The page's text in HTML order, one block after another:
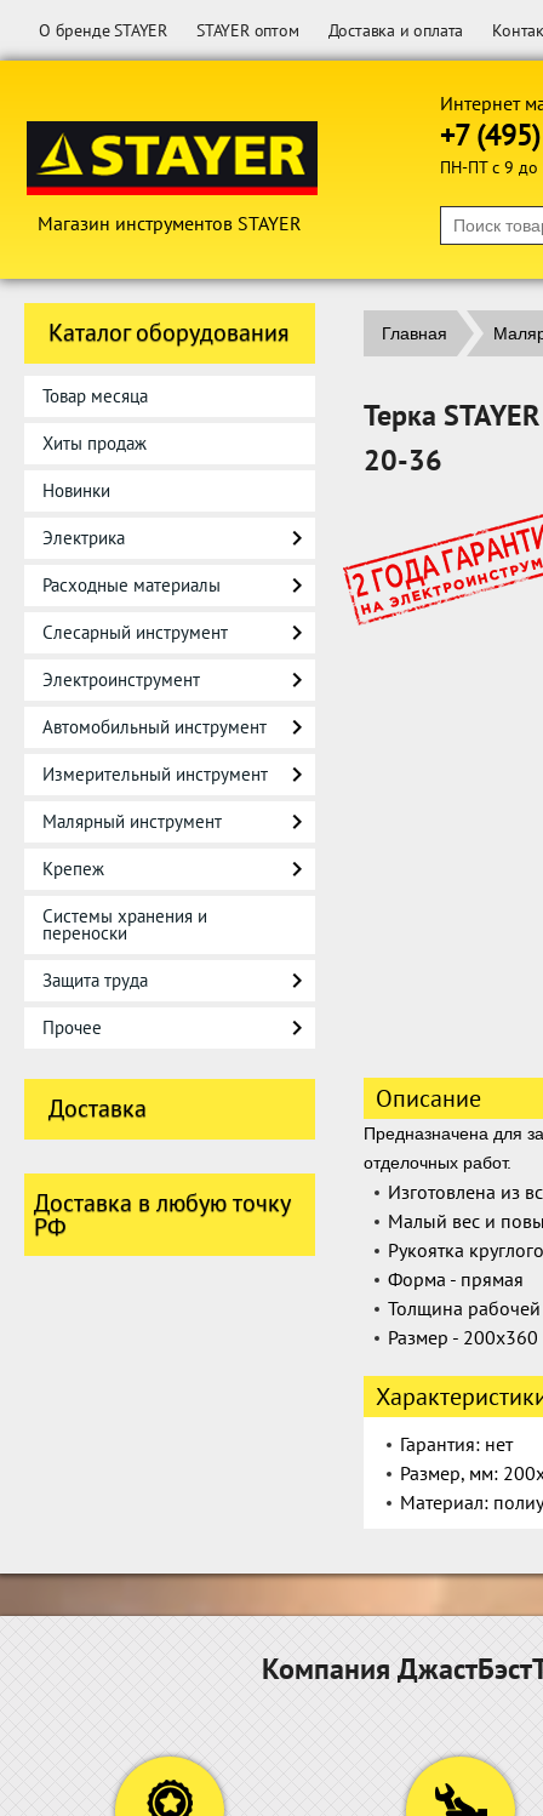
О бренде STAYER STAYER оптом Доставка и оплата
Магазин инструментов STAYER
Интернет
+7
ПН-ПТ с 9 до
Каталог оборудования
Товар месяца
Хиты продаж
Новинки
Электрика
Расходные материалы
Слесарный инструмент
Электроинструмент
Автомобильный инструмент
Измерительный инструмент
Малярный инструмент
Крепеж
Системы хранения и
переноски
Защита труда
Прочее
Доставка
Доставка в любую точку
РФ
Главная
Терка
20-36
Описание
Предназначена для
отделочных работ.
Изготовлена из
Малый вес и
Рукоятка
Форма - прямая
Толщина
Размер -
Гарантия: нет
Размер, мм:
Материал:
Компания